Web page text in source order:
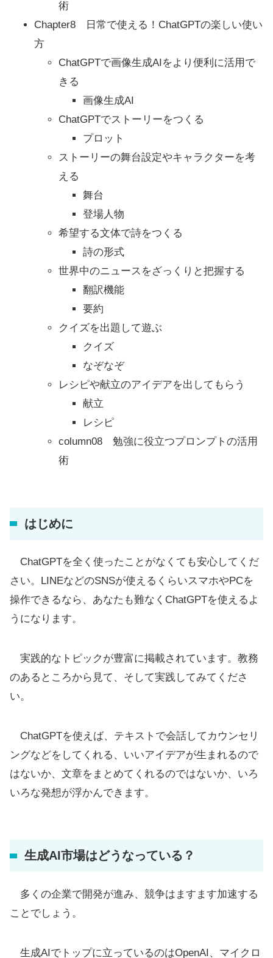
術
Chapter8 日常で使える！ChatGPTの楽しい使い
方
ChatGPTで画像生成AIをより便利に活用で
きる
画像生成AI
ChatGPTでストーリーをつくる
プロット
ストーリーの舞台設定やキャラクターを考
える
舞台
登場人物
希望する文体で詩をつくる
詩の形式
世界中のニュースをざっくりと把握する
翻訳機能
要約
クイズを出題して遊ぶ
クイズ
なぞなぞ
レシピや献立のアイデアを出してもらう
献立
レシピ
column08 勉強に役立つプロンプトの活用
術
はじめに
ChatGPTを全く使ったことがなくても安心してくだ
さい。LINEなどのSNSが使えるくらいスマホやPCを
操作できるなら、あなたも難なくChatGPTを使えるよ
うになります。
実践的なトピックが豊富に掲載されています。教務
のあるところから見て、そして実践してみてくださ
い。
ChatGPTを使えば、テキストで会話してカウンセリ
ングなどをしてくれる、いいアイデアが生まれるので
はないか、文章をまとめてくれるのではないか、いろ
いろな発想が浮かんできます。
生成AI市場はどうなっている？
多くの企業で開発が進み、競争はますます加速する
ことでしょう。
生成AIでトップに立っているのはOpenAI、マイクロ